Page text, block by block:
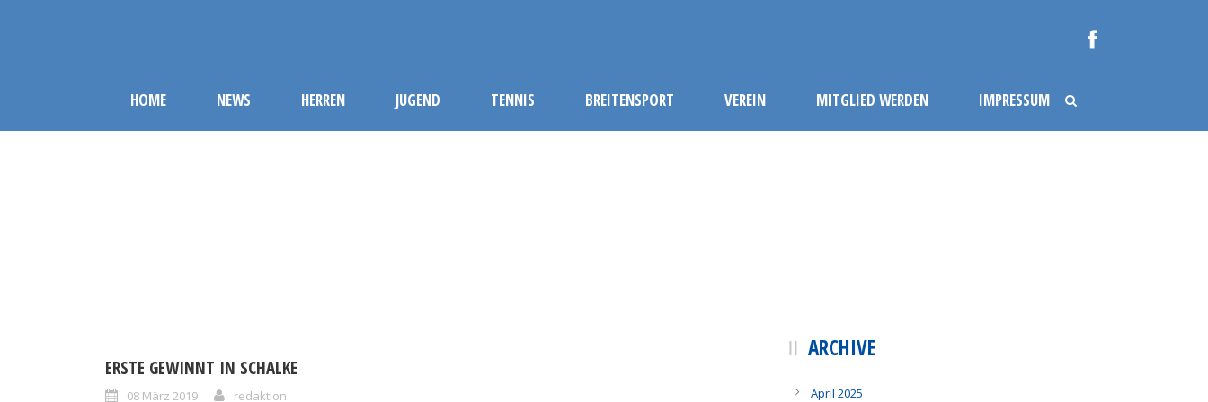
HOME NEWS HERREN JUGEND TENNIS BREITENSPORT VEREIN MITGLIED WERDEN IMPRESSUM
ERSTE GEWINNT IN SCHALKE
08 März 2019 redaktion
ARCHIVE
April 2025